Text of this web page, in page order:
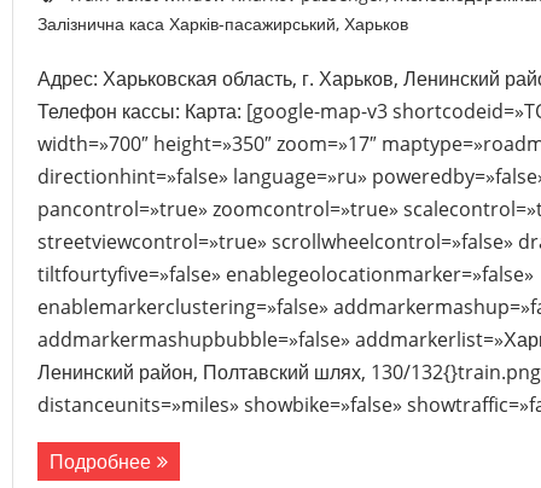
Залізнична каса Харків-пасажирський, Харьков
Адрес: Харьковская область, г. Харьков, Ленинский
Телефон кассы: Карта: [google-map-v3
width=»700″ height=»350″ zoom=»17″
directionhint=»false» language=»ru»
pancontrol=»true» zoomcontrol=»true»
streetviewcontrol=»true» scrollwheelcontrol=»false»
tiltfourtyfive=»false» enablegeolocationmarker=»false»
enablemarkerclustering=»false»
addmarkermashupbubble=»false»
Ленинский район, Полтавский шлях, 130/
distanceunits=»miles» showbike=»false»
Подробнее